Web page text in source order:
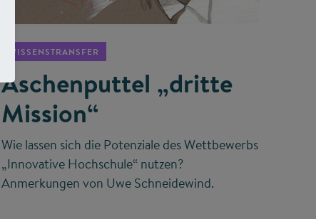
WISSENSTRANSFER
Aschenputtel „dritte
Mission“
Wie lassen sich die Potenziale des Wettbewerbs
„Innovative Hochschule“ nutzen?
Anmerkungen von Uwe Schneidewind.